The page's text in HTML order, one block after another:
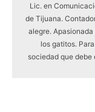
Lic. en
de Tijuana.
alegre.
los gatitos.
sociedad que